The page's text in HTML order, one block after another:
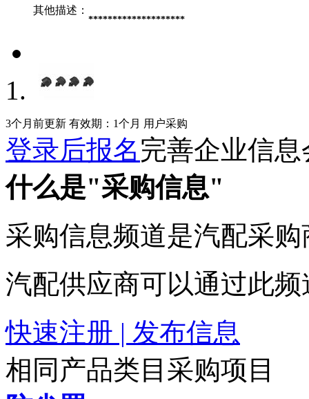
其他描述：
********************
3个月前更新 有效期：1个月 用户采购
登录后报名完善企业信
什么是"采购信息"
采购信息频道是汽配采
汽配供应商可以通过此
快速注册 | 发布信息
相同产品类目采购项目